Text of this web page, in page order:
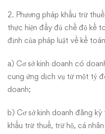
2. Phương pháp khấu trừ
thực hiện đầy đủ chế độ kế
định của pháp luật về kế
a) Cơ sở kinh doanh có
cung ứng dịch vụ từ một tỷ
doanh;
b) Cơ sở kinh doanh đăng
khấu trừ thuế, trừ hộ, cá